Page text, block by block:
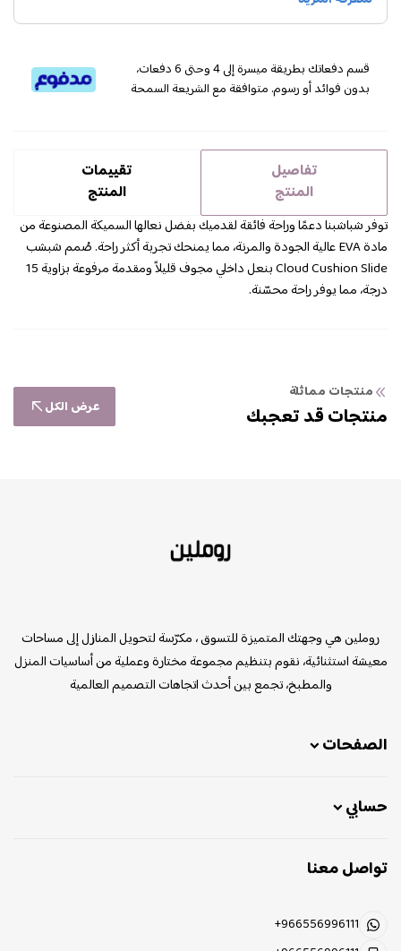
قسم دفعاتك بطريقة ميسرة إلى 4 وحتى 6 دفعات،
بدون فوائد أو رسوم. متوافقة مع الشريعة السمحة
تفاصيل
المنتج
تقييمات
المنتج
توفر شباشبنا دعمًا وراحة فائقة لقدميك بفضل نعالها السميكة المصنوعة من
مادة EVA عالية الجودة والمرنة، مما يمنحك تجربة أكثر راحة. صُمم شبشب
Cloud Cushion Slide بنعل داخلي مجوف قليلاً ومقدمة مرفوعة بزاوية 15
درجة، مما يوفر راحة محسّنة.
منتجات مماثلة
منتجات قد تعجبك عرض الكل
روملين هي وجهتك المتميزة للتسوق ، مكرّسة لتحويل المنازل إلى مساحات
معيشة استثنائية، نقوم بتنظيم مجموعة مختارة وعملية من أساسيات المنزل
والمطبخ، تجمع بين أحدث اتجاهات التصميم العالمية
الصفحات
حسابي
تواصل معنا
+966556996111